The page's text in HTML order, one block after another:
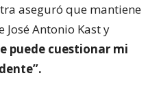
aseguró que mantiene
Antonio Kast y
puede cuestionar mi